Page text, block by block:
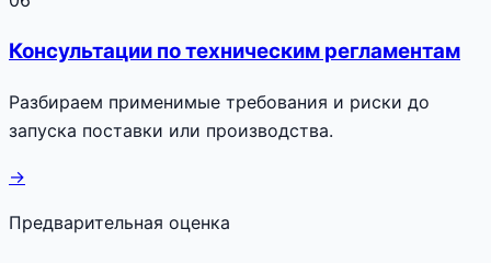
Консультации по техническим регламентам
Разбираем применимые требования и риски до
запуска поставки или производства.
→
Предварительная оценка